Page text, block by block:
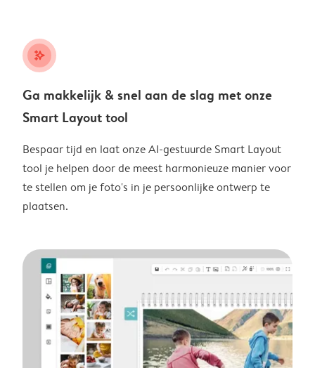
stars_plus
Ga makkelijk & snel aan de slag met onze
Smart Layout tool
Bespaar tijd en laat onze AI-gestuurde Smart Layout
tool je helpen door de meest harmonieuze manier voor
te stellen om je foto's in je persoonlijke ontwerp te
plaatsen.